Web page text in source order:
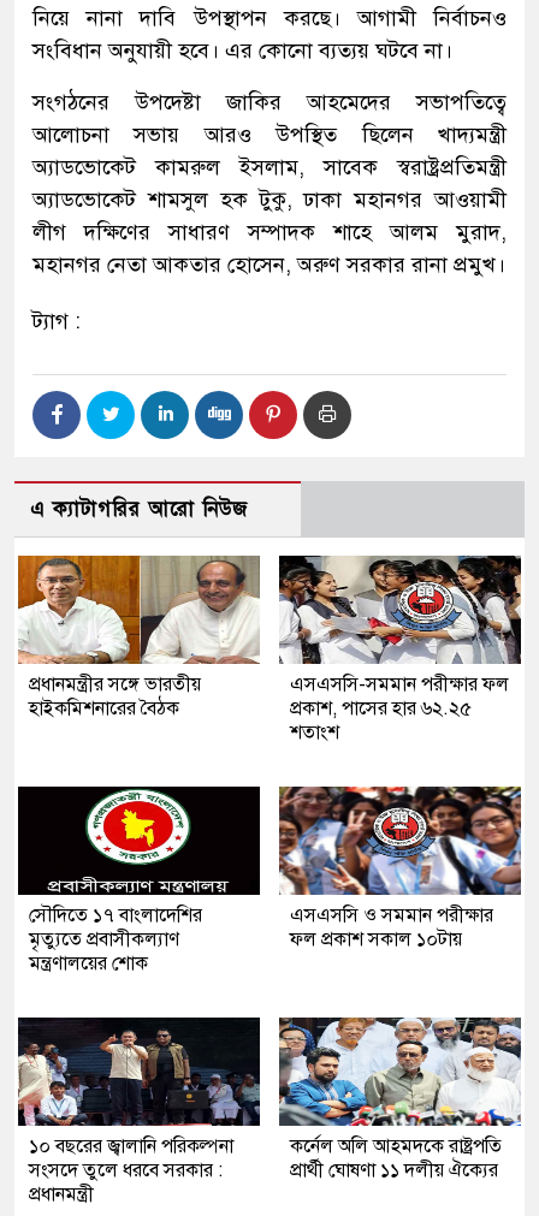
নিয়ে নানা দাবি উপস্থাপন করছে। আগামী নির্বাচনও
সংবিধান অনুযায়ী হবে। এর কোনো ব্যত্যয় ঘটবে না।
সংগঠনের উপদেষ্টা জাকির আহমেদের সভাপতিত্বে
আলোচনা সভায় আরও উপস্থিত ছিলেন খাদ্যমন্ত্রী
অ্যাডভোকেট কামরুল ইসলাম, সাবেক স্বরাষ্ট্রপ্রতিমন্ত্রী
অ্যাডভোকেট শামসুল হক টুকু, ঢাকা মহানগর আওয়ামী
লীগ দক্ষিণের সাধারণ সম্পাদক শাহে আলম মুরাদ,
মহানগর নেতা আকতার হোসেন, অরুণ সরকার রানা প্রমুখ।
ট্যাগ :
এ ক্যাটাগরির আরো নিউজ
প্রধানমন্ত্রীর সঙ্গে ভারতীয়
হাইকমিশনারের বৈঠক
এসএসসি-সমমান পরীক্ষার ফল
প্রকাশ, পাসের হার ৬২.২৫
শতাংশ
সৌ‌দিতে ১৭ বাংলাদেশির
মৃত্যুতে প্রবাসীকল্যাণ
মন্ত্রণালয়ের শোক
এসএসসি ও সমমান পরীক্ষার
ফল প্রকাশ সকাল ১০টায়
১০ বছরের জ্বালানি পরিকল্পনা
সংসদে তুলে ধরবে সরকার :
প্রধানমন্ত্রী
কর্নেল অলি আহমদকে রাষ্ট্রপতি
প্রার্থী ঘোষণা ১১ দলীয় ঐক্যের